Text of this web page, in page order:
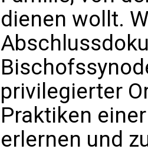
dienen wollt.
privilegierter
Praktiken
erlernen und